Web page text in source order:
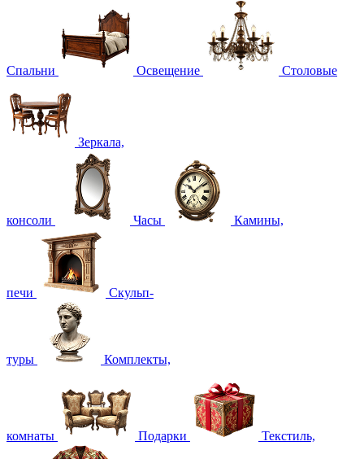
Спальни Освещение Столовые
Зеркала,
консоли Часы Камины,
печи Скульп-
туры Комплекты,
комнаты Подарки Текстиль,